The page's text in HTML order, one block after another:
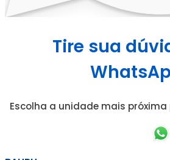
Tire sua
Escolha a unidade mais